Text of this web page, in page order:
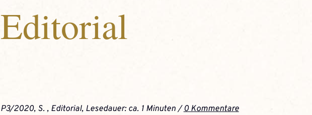
Editorial
P3/2020, S. , Editorial, Lesedauer: ca. 1 Minuten /0 Kommentare